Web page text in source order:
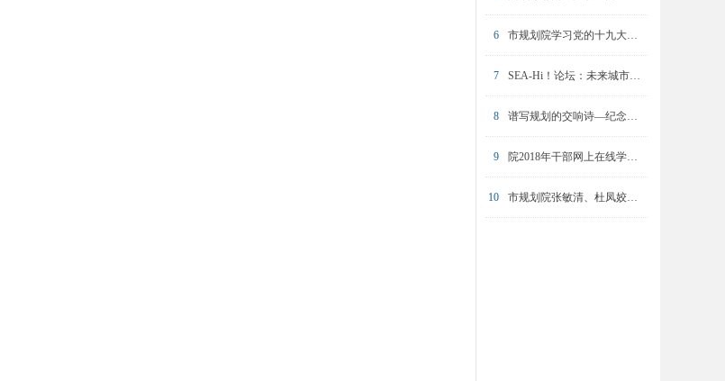
6 市规划院学习党的十九大精神专题培训圆满完成
7 SEA-Hi！论坛：未来城市的挑战与坚守
8 谱写规划的交响诗—纪念陈友华同志
9 院2018年干部网上在线学习操作培训举办
10 市规划院张敏清、杜凤姣入选2023年东方英才计划青年项目